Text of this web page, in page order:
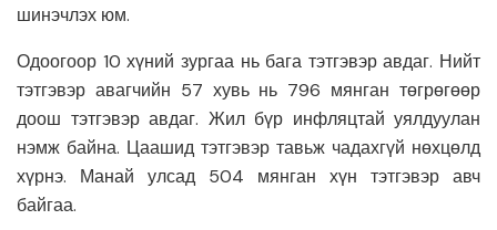
шинэчлэх юм.
Одоогоор 10 хүний зургаа нь бага тэтгэвэр авдаг. Нийт
тэтгэвэр авагчийн 57 хувь нь 796 мянган төгрөгөөр
доош тэтгэвэр авдаг. Жил бүр инфляцтай уялдуулан
нэмж байна. Цаашид тэтгэвэр тавьж чадахгүй нөхцөлд
хүрнэ. Манай улсад 504 мянган хүн тэтгэвэр авч
байгаа.